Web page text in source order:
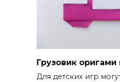
Грузовик оригами
Для детских игр